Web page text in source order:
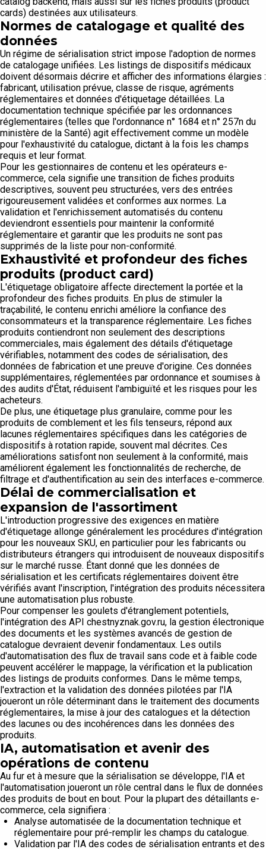
cards) destinées aux utilisateurs.
Normes de catalogage et qualité des
données
Un régime de sérialisation strict impose l'adoption de normes
de catalogage unifiées. Les listings de dispositifs médicaux
doivent désormais décrire et afficher des informations élargies :
fabricant, utilisation prévue, classe de risque, agréments
réglementaires et données d'étiquetage détaillées. La
documentation technique spécifiée par les ordonnances
réglementaires (telles que l'ordonnance n° 1684 et n° 257n du
ministère de la Santé) agit effectivement comme un modèle
pour l'exhaustivité du catalogue, dictant à la fois les champs
requis et leur format.
Pour les gestionnaires de contenu et les opérateurs e-
commerce, cela signifie une transition de fiches produits
descriptives, souvent peu structurées, vers des entrées
rigoureusement validées et conformes aux normes. La
validation et l'enrichissement automatisés du contenu
deviendront essentiels pour maintenir la conformité
réglementaire et garantir que les produits ne sont pas
supprimés de la liste pour non-conformité.
Exhaustivité et profondeur des fiches
produits (product card)
L'étiquetage obligatoire affecte directement la portée et la
profondeur des fiches produits. En plus de stimuler la
traçabilité, le contenu enrichi améliore la confiance des
consommateurs et la transparence réglementaire. Les fiches
produits contiendront non seulement des descriptions
commerciales, mais également des détails d'étiquetage
vérifiables, notamment des codes de sérialisation, des
données de fabrication et une preuve d'origine. Ces données
supplémentaires, réglementées par ordonnance et soumises à
des audits d'État, réduisent l'ambiguïté et les risques pour les
acheteurs.
De plus, une étiquetage plus granulaire, comme pour les
produits de comblement et les fils tenseurs, répond aux
lacunes réglementaires spécifiques dans les catégories de
dispositifs à rotation rapide, souvent mal décrites. Ces
améliorations satisfont non seulement à la conformité, mais
améliorent également les fonctionnalités de recherche, de
filtrage et d'authentification au sein des interfaces e-commerce.
Délai de commercialisation et
expansion de l'assortiment
L'introduction progressive des exigences en matière
d'étiquetage allonge généralement les procédures d'intégration
pour les nouveaux SKU, en particulier pour les fabricants ou
distributeurs étrangers qui introduisent de nouveaux dispositifs
sur le marché russe. Étant donné que les données de
sérialisation et les certificats réglementaires doivent être
vérifiés avant l'inscription, l'intégration des produits nécessitera
une automatisation plus robuste.
Pour compenser les goulets d'étranglement potentiels,
l'intégration des API chestnyznak.gov.ru, la gestion électronique
des documents et les systèmes avancés de gestion de
catalogue devraient devenir fondamentaux. Les outils
d'automatisation des flux de travail sans code et à faible code
peuvent accélérer le mappage, la vérification et la publication
des listings de produits conformes. Dans le même temps,
l'extraction et la validation des données pilotées par l'IA
joueront un rôle déterminant dans le traitement des documents
réglementaires, la mise à jour des catalogues et la détection
des lacunes ou des incohérences dans les données des
produits.
IA, automatisation et avenir des
opérations de contenu
Au fur et à mesure que la sérialisation se développe, l'IA et
l'automatisation joueront un rôle central dans le flux de données
des produits de bout en bout. Pour la plupart des détaillants e-
commerce, cela signifiera :
Analyse automatisée de la documentation technique et
réglementaire pour pré-remplir les champs du catalogue.
Validation par l'IA des codes de sérialisation entrants et des